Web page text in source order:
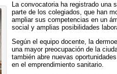
La convocatoria ha registrado una
parte de los colegiados, que han
ampliar sus competencias en un
social y amplias posibilidades
Según el equipo docente, la
una mayor preocupación de la
también abre nuevas
en el emprendimiento sanitario.